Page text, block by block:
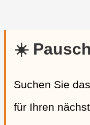
☀️
Suchen Sie
für Ihren